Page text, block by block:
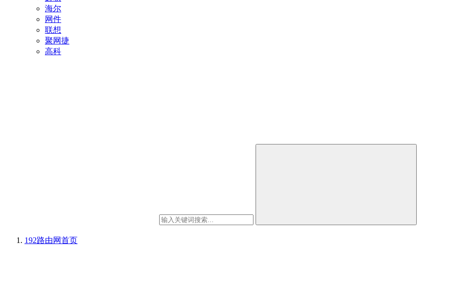
海尔
网件
联想
聚网捷
高科
192路由网首页